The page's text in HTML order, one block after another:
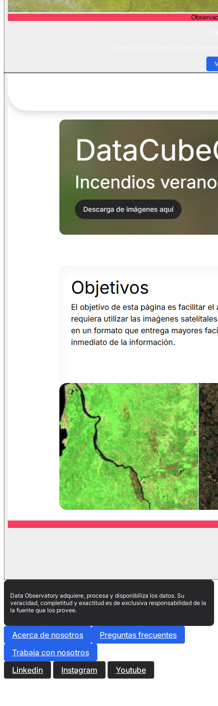
Data Observatory adquiere, procesa y disponibiliza los datos. Su
veracidad, completitud y exactitud es de exclusiva responsabilidad de la
la fuente que los provee.
Acerca de nosotros
Preguntas frecuentes
Trabaja con nosotros
Linkedin
Instagram Youtube